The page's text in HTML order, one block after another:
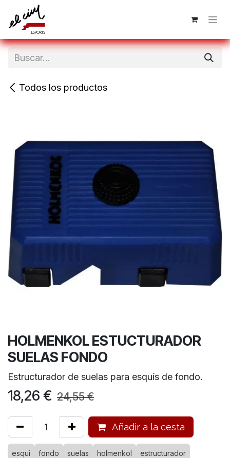
Ir al contenido
Todos los productos
HOLMENKOL ESTUCTURADOR
SUELAS FONDO
Estructurador de suelas para esquís de fondo.
18,26 € 24,55€
Añadir a la cesta
esqui fondo suelas holmenkol estructurador